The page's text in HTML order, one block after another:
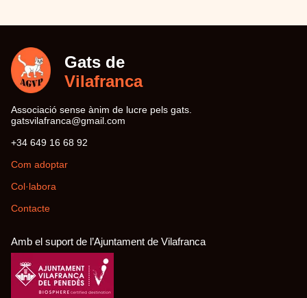
Gats de
Vilafranca
Associació sense ànim de lucre pels gats.
moc.liamg@acnarfalivstag
29 86 61 946 43+
Com adoptar
Col·labora
Contacte
Amb el suport de l’Ajuntament de Vilafranca